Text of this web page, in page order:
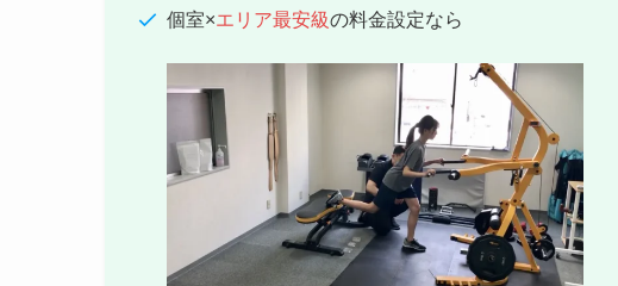
個室×エリア最安級の料金設定なら